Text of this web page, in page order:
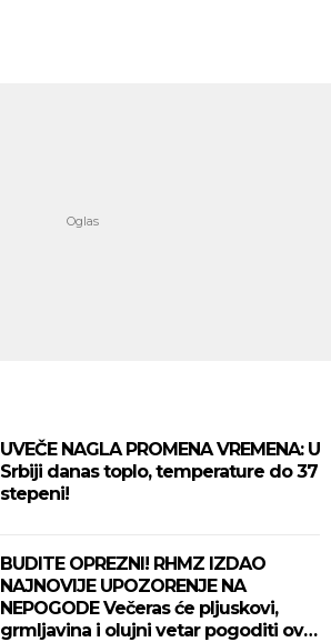
UVEČE NAGLA PROMENA VREMENA: U
Srbiji danas toplo, temperature do 37
stepeni!
BUDITE OPREZNI! RHMZ IZDAO
NAJNOVIJE UPOZORENJE NA
NEPOGODE Večeras će pljuskovi,
grmljavina i olujni vetar pogoditi ove